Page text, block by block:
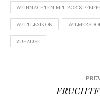
WEIHNACHTEN MIT BORIS
WELTLEXIKON
ZUHAUSE